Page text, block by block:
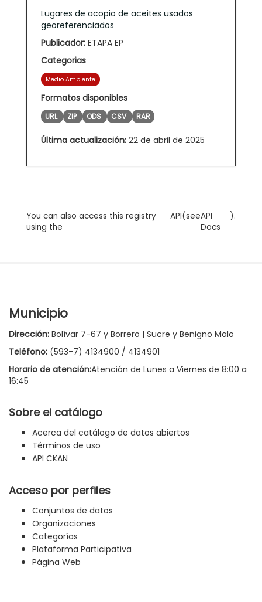
Lugares de acopio de aceites usados
georeferenciados
Publicador: ETAPA EP
Categorias
Medio Ambiente
Formatos disponibles
URL ZIP ODS CSV RAR
Última actualización: 22 de abril de 2025
You can also access this registry
using the
API(seeAPI
Docs
).
Municipio
Dirección: Bolívar 7-67 y Borrero | Sucre y Benigno Malo
Teléfono: (593-7) 4134900 / 4134901
Horario de atención:Atención de Lunes a Viernes de 8:00 a
16:45
Sobre el catálogo
Acerca del catálogo de datos abiertos
Términos de uso
API CKAN
Acceso por perfiles
Conjuntos de datos
Organizaciones
Categorías
Plataforma Participativa
Página Web